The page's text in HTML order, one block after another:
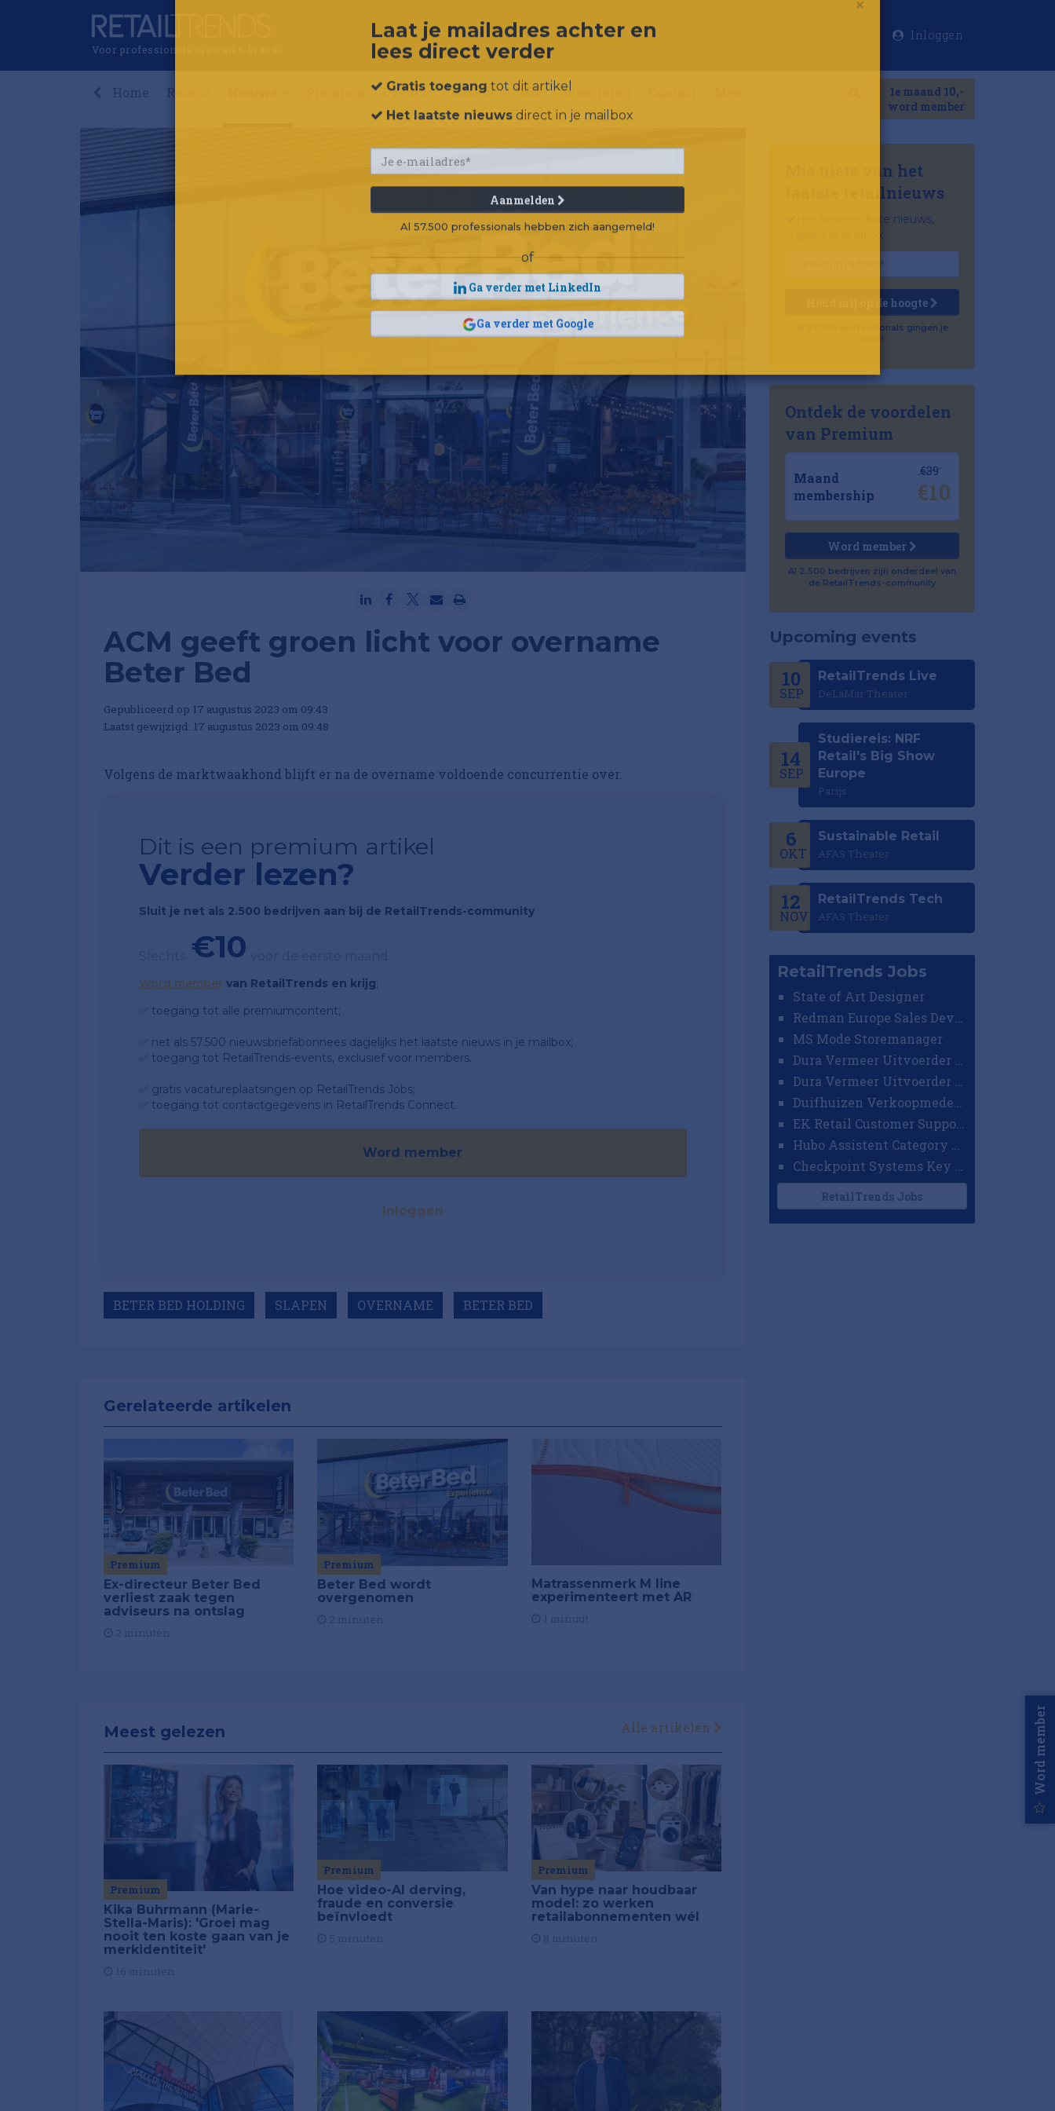
Voor professionals in retail & brands
Inloggen
Home Recent Events Connect Jobs Adverteren
1e maand 10,-
word member
ACM geeft groen licht voor overname
Beter Bed
Gepubliceerd op 17 augustus 2023 om 09:43
Laatst gewijzigd: 17 augustus 2023 om 09:48
Volgens de marktwaakhond blijft er na de overname voldoende concurrentie over.
Dit is een premium artikel
Verder lezen?
Sluit je net als 2.500 bedrijven aan bij de RetailTrends-community
€10
Word member van RetailTrends en krijg;
✅ toegang tot alle premiumcontent;
✅ net als 57.500 nieuwsbriefabonnees dagelijks het laatste nieuws in je mailbox;
✅ toegang tot RetailTrends-events, exclusief voor members.
✅ gratis vacatureplaatsingen op RetailTrends Jobs;
✅ toegang tot contactgegevens in RetailTrends Connect.
Word member
Inloggen
BETER BED HOLDING SLAPEN OVERNAME BETER BED
Gerelateerde artikelen
Premium
Ex-directeur Beter Bed
verliest zaak tegen
adviseurs na ontslag
Premium
Beter Bed wordt
overgenomen
Matrassenmerk M line
experimenteert met AR
Meest gelezen Alle artikelen
Premium
Kika Buhrmann (Marie-
Stella-Maris): 'Groei mag
nooit ten koste gaan van je
merkidentiteit'
Premium
Hoe video-AI derving,
fraude en conversie
beïnvloedt
Premium
Van hype naar houdbaar
model: zo werken
retailabonnementen wél
Mis niets van het
laatste retailnieuws
Het belangrijkste nieuws,
gratis in je inbox
Houd mij op de hoogte
Al 57.500 professionals gingen je
voor!
Ontdek de voordelen
van Premium
Maand
membership
€39
€10
Word member
Al 2.500 bedrijven zijn onderdeel van
de RetailTrends-community
Upcoming events
10
SEP
RetailTrends Live
DeLaMar Theater
14
SEP
Studiereis: NRF
Retail's Big Show
Europe
Parijs
6
OKT
Sustainable Retail
AFAS Theater
12
NOV
RetailTrends Tech
AFAS Theater
RetailTrends Jobs
State of Art Designer
MS Mode Storemanager
EK Retail Customer Support Omnichannel
RetailTrends Jobs
Word member
Laat je mailadres achter en
lees direct verder
Het laatste nieuws
of
Ga verder met LinkedIn